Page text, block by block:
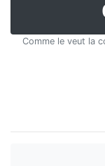
Comme le veut la